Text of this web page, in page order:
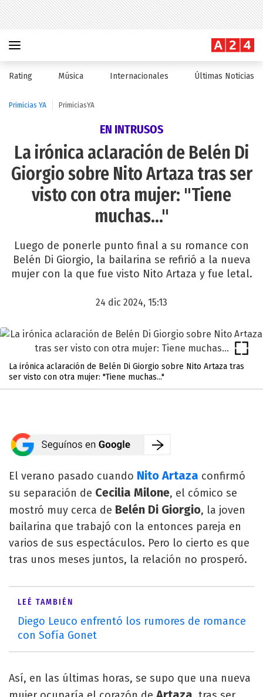
Rating Música Internacionales Últimas Noticias
Primicias YA PrimiciasYA
EN INTRUSOS
La irónica aclaración de Belén Di
Giorgio sobre Nito Artaza tras ser
visto con otra mujer: "Tiene
muchas..."
Luego de ponerle punto final a su romance con
Belén Di Giorgio, la bailarina se refirió a la nueva
mujer con la que fue visto Nito Artaza y fue letal.
24 dic 2024, 15:13
La irónica aclaración de Belén Di Giorgio sobre Nito Artaza tras
ser visto con otra mujer: "Tiene muchas..."
El verano pasado cuando Nito Artaza confirmó
su separación de Cecilia Milone, el cómico se
mostró muy cerca de Belén Di Giorgio, la joven
bailarina que trabajó con la entonces pareja en
varios de sus espectáculos. Pero lo cierto es que
tras unos meses juntos, la relación no prosperó.
LEÉ TAMBIÉN
Diego Leuco enfrentó los rumores de romance
con Sofía Gonet
Así, en las últimas horas, se supo que una nueva